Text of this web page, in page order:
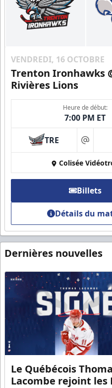
VENDREDI, 16 OCTOBRE
Trenton Ironhawks
Rivières Lions
Heure de début:
7:00 PM ET
TRE at
Colisée
Billets
Détails du
Dernières nouvelles
Le Québécois
Lacombe rejoint les